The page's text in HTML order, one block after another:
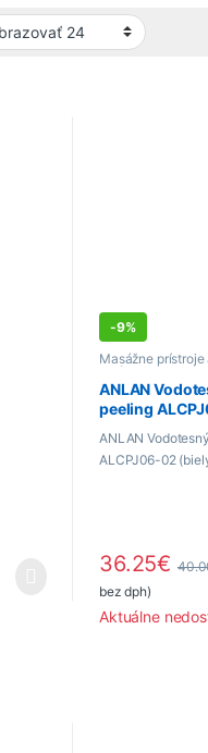
-9%
Masážne prístroje
pleť a telo
ANLAN
peeling
ANLAN
ALCPJ06-02
36.25€
bez dph)
Aktuálne